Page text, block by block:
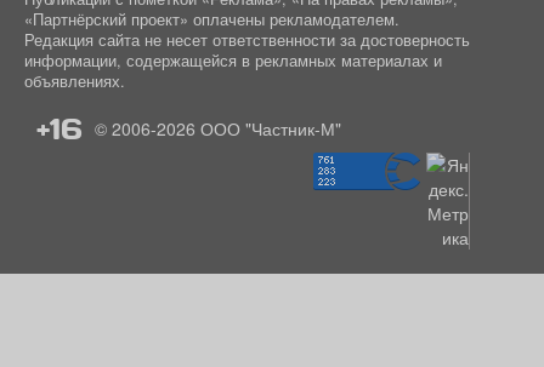
«Партнёрский проект» оплачены рекламодателем.
Редакция сайта не несет ответственности за достоверность
информации, содержащейся в рекламных материалах и
объявлениях.
+16 © 2006-2026 ООО "Частник-М"